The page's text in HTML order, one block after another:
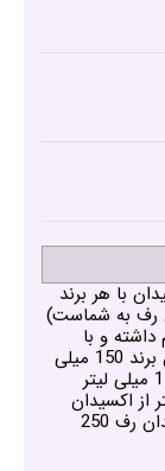
اکسیدان با هر برند
رف به شماست)
لیتر حجم داشته و با
نسبت ترکیب 1 به 1.5 و اکسیدان های کوچک این برند 150 میلی
لیتر تمام حجم رنگ 100 میلی لیتر با تمام حجم 150 میلی لیتر
از رنگ با 45 میلی لیتر از اکسیدان
ترکیب شود و عدد رنگ رف همراه با یک عدد اکسیدان رف 250